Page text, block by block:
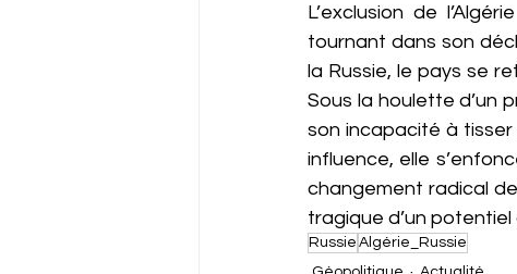
L’exclusion de
tournant dans son
la Russie, le pays se
Sous la houlette d’un
son incapacité à
influence, elle
changement radical
tragique d’un potentiel
Russie Algérie_Russie